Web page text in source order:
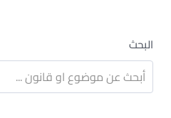
البحث